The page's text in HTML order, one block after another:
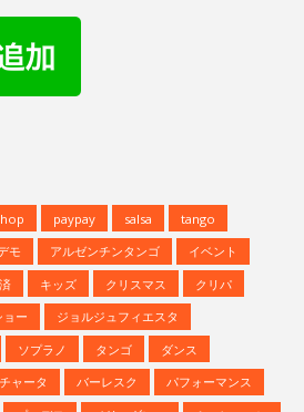
paypay salsa
tango
モ アルゼンチンタンゴ
イベント
キッズ クリスマス
クリパ
ョー
ジョルジュフィエスタ
ソプラノ タンゴ
ダンス
ャータ バーレスク
パフォーマンス